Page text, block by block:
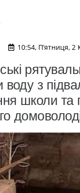
10:54, П’ятниця, 2
воду з
школи та